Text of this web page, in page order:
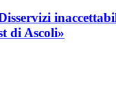
di Ascoli»